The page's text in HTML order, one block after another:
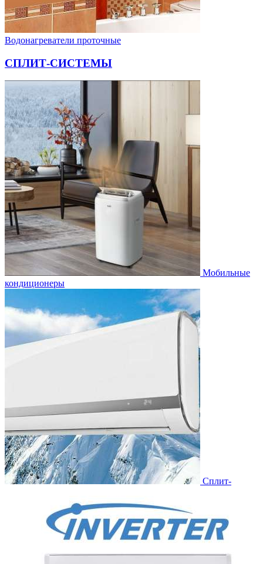
Водонагреватели проточные
СПЛИТ-СИСТЕМЫ
Мобильные
кондиционеры
Сплит-